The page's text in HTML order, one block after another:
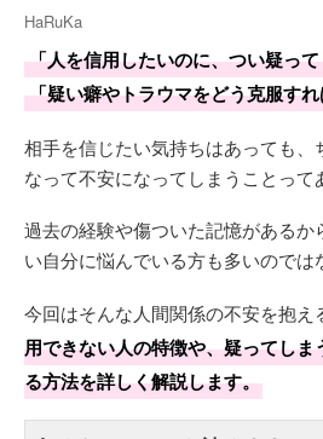
HaRuKa
「人を信用したいのに、つい疑っ
「疑い癖やトラウマをどう克服す
相手を信じたい気持ちはあっても、
なって不安になってしまうことって
過去の経験や傷ついた記憶があるか
い自分に悩んでいる方も多いのでは
今回はそんな人間関係の不安を抱え
用できない人の特徴や、疑ってし
る方法を詳しく解説します。